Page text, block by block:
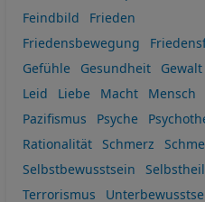
Feindbild
Frieden
Friedensbewegung
Gefühle
Gesundheit Gewalt
Leid
Liebe Macht Mensch
Pazifismus
Psyche
Rationalität
Schmerz
Selbstbewusstsein
Terrorismus